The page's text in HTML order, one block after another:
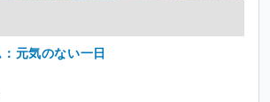
元気のない一日